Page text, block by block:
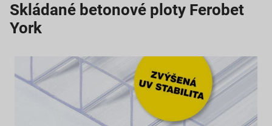
Skládané betonové ploty Ferobet
York